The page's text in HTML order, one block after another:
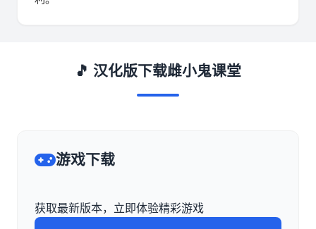
🎵 汉化版下载雌小鬼课堂
游戏下载
获取最新版本，立即体验精彩游戏